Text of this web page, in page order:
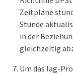
Zeitpläne
Stunde
in der
gleichzeitig
Um das lag-